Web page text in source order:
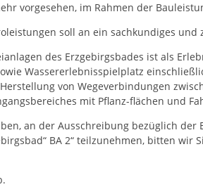
vorgesehen, im Rahmen der
soll an ein sachkundiges
des Erzgebirgsbades ist als
Wassererlebnisspielplatz
von Wegeverbindungen
mit Pflanz-flächen und
an der Ausschreibung bezüglich der
BA 2“ teilzunehmen, bitten wir